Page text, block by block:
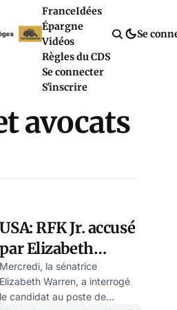
FranceIdées
Épargne
Vidéos
Règles du CDS
Se connecter
S'inscrire
Se
avocats
USA: RFK Jr. accusé
par Elizabeth
Warren de
collusion avec un
Mercredi, la sénatrice
Elizabeth Warren, a interrogé
le candidat au poste de